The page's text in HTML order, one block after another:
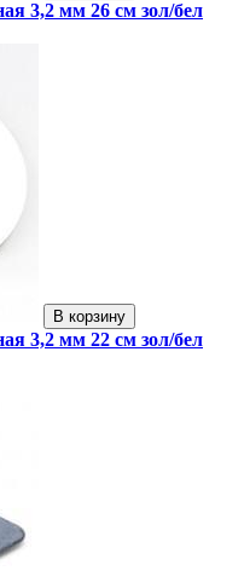
3,2 мм 26 см зол/бел
В корзину
3,2 мм 22 см зол/бел